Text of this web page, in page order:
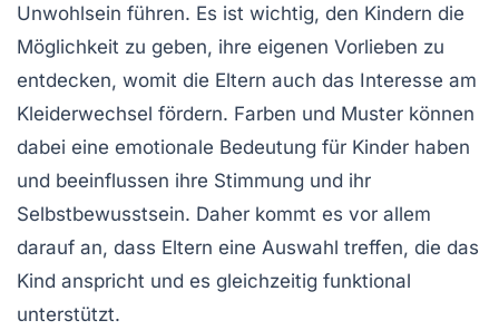
Unwohlsein führen. Es ist wichtig, den Kindern die
Möglichkeit zu geben, ihre eigenen Vorlieben zu
entdecken, womit die Eltern auch das Interesse am
Kleiderwechsel fördern. Farben und Muster können
dabei eine emotionale Bedeutung für Kinder haben
und beeinflussen ihre Stimmung und ihr
Selbstbewusstsein. Daher kommt es vor allem
darauf an, dass Eltern eine Auswahl treffen, die das
Kind anspricht und es gleichzeitig funktional
unterstützt.